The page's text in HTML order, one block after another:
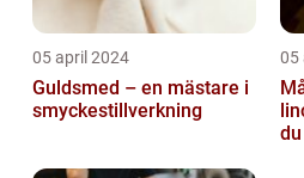
05 april 2024
Guldsmed – en mästare i
smyckestillverkning
05